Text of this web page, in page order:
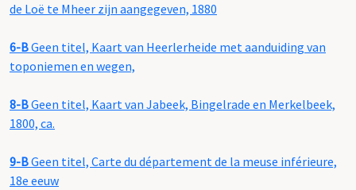
de Loë te Mheer zijn aangegeven, 1880
6-BGeen titel, Kaart van Heerlerheide met aanduiding van
toponiemen en wegen,
8-BGeen titel, Kaart van Jabeek, Bingelrade en Merkelbeek,
1800, ca.
9-BGeen titel, Carte du département de la meuse inférieure,
18e eeuw